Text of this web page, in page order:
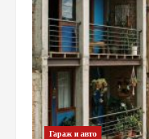
Гараж и авто